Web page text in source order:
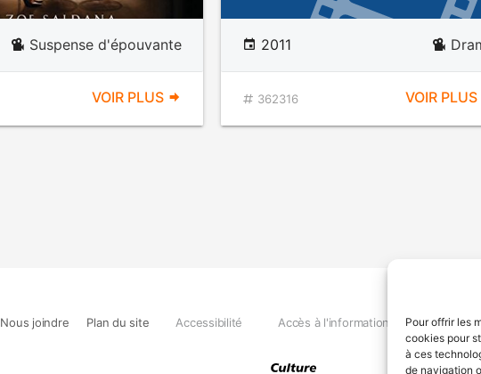
Pour offrir les
cookies pour
à ces
de navigation
Suspense d'épouvante
VOIR PLUS
2011
362316 VOIR PLUS
Nous joindre Plan du site Accessibilité Accès à l'information